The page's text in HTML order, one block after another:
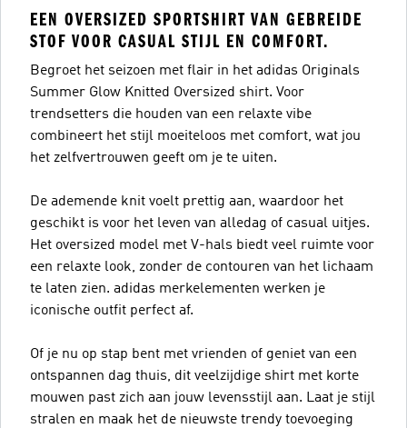
EEN OVERSIZED SPORTSHIRT VAN GEBREIDE
STOF VOOR CASUAL STIJL EN COMFORT.
Begroet het seizoen met flair in het adidas Originals
Summer Glow Knitted Oversized shirt. Voor
trendsetters die houden van een relaxte vibe
combineert het stijl moeiteloos met comfort, wat jou
het zelfvertrouwen geeft om je te uiten.
De ademende knit voelt prettig aan, waardoor het
geschikt is voor het leven van alledag of casual uitjes.
Het oversized model met V-hals biedt veel ruimte voor
een relaxte look, zonder de contouren van het lichaam
te laten zien. adidas merkelementen werken je
iconische outfit perfect af.
Of je nu op stap bent met vrienden of geniet van een
ontspannen dag thuis, dit veelzijdige shirt met korte
mouwen past zich aan jouw levensstijl aan. Laat je stijl
stralen en maak het de nieuwste trendy toevoeging